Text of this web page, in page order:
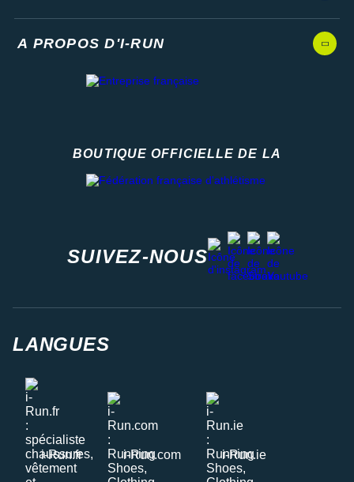
A PROPOS D'I-RUN
BOUTIQUE OFFICIELLE DE LA
SUIVEZ-NOUS
instagram
facebook
stravayoutube
LANGUES
i-Run.fr i-Run.com i-Run.ie